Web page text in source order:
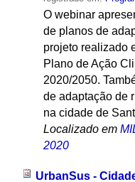
O webinar
de planos de
projeto realizado
Plano de Ação
2020/2050.
de adaptação de
na cidade de
Localizado em
2020
UrbanSus -